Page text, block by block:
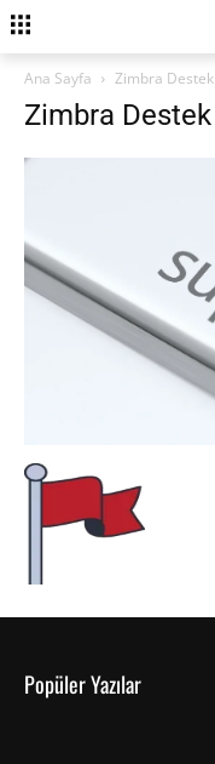
Ana Sayfa Zimbra Destek
Zimbra Destek
Popüler Yazılar